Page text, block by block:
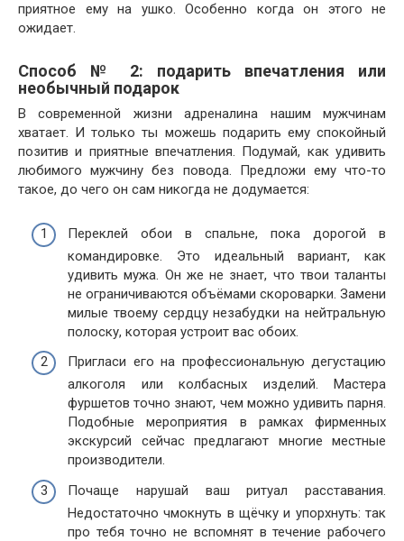
приятное ему на ушко. Особенно когда он этого не
ожидает.
Способ № 2: подарить впечатления или
необычный подарок
В современной жизни адреналина нашим мужчинам
хватает. И только ты можешь подарить ему спокойный
позитив и приятные впечатления. Подумай, как удивить
любимого мужчину без повода. Предложи ему что-то
такое, до чего он сам никогда не додумается:
Переклей обои в спальне, пока дорогой в
командировке. Это идеальный вариант, как
удивить мужа. Он же не знает, что твои таланты
не ограничиваются объёмами скороварки. Замени
милые твоему сердцу незабудки на нейтральную
полоску, которая устроит вас обоих.
Пригласи его на профессиональную дегустацию
алкоголя или колбасных изделий. Мастера
фуршетов точно знают, чем можно удивить парня.
Подобные мероприятия в рамках фирменных
экскурсий сейчас предлагают многие местные
производители.
Почаще нарушай ваш ритуал расставания.
Недостаточно чмокнуть в щёчку и упорхнуть: так
про тебя точно не вспомнят в течение рабочего